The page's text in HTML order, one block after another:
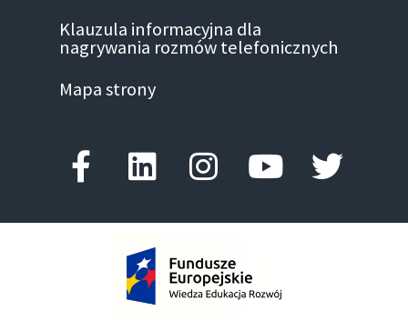
Klauzula informacyjna dla
nagrywania rozmów telefonicznych
Mapa strony
Facebook-f
LinkedinInstagram
Youtube